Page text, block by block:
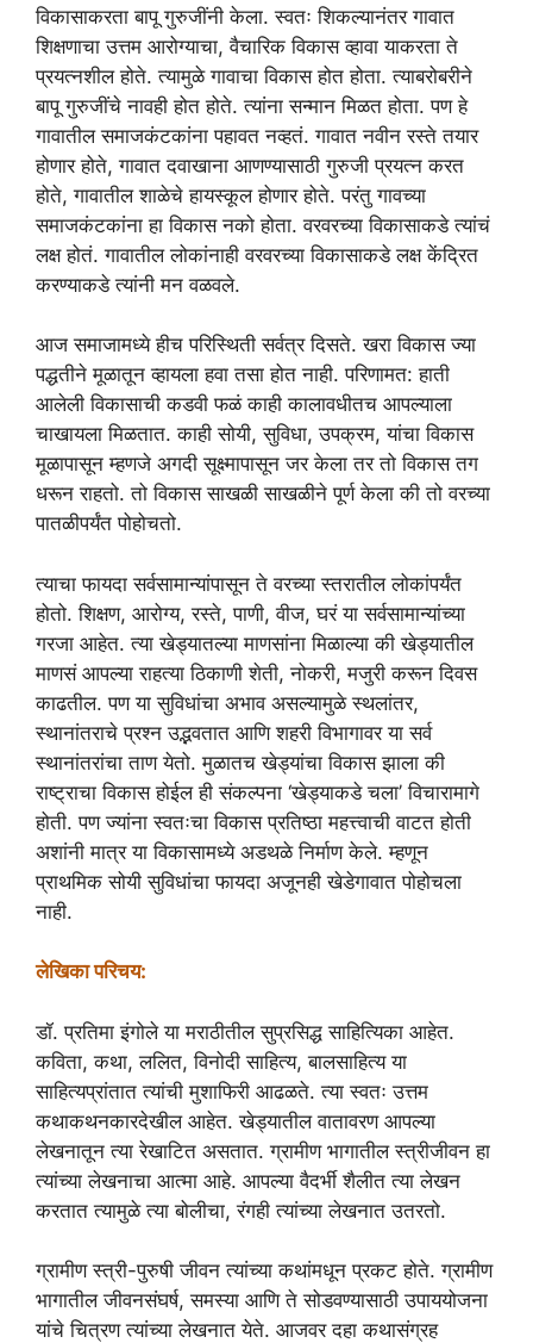
विकासाकरता बापू गुरुजींनी केला. स्वतः शिकल्यानंतर गावात
शिक्षणाचा उत्तम आरोग्याचा, वैचारिक विकास व्हावा याकरता ते
प्रयत्नशील होते. त्यामुळे गावाचा विकास होत होता. त्याबरोबरीने
बापू गुरुजींचे नावही होत होते. त्यांना सन्मान मिळत होता. पण हे
गावातील समाजकंटकांना पहावत नव्हतं. गावात नवीन रस्ते तयार
होणार होते, गावात दवाखाना आणण्यासाठी गुरुजी प्रयत्न करत
होते, गावातील शाळेचे हायस्कूल होणार होते. परंतु गावच्या
समाजकंटकांना हा विकास नको होता. वरवरच्या विकासाकडे त्यांचं
लक्ष होतं. गावातील लोकांनाही वरवरच्या विकासाकडे लक्ष केंद्रित
करण्याकडे त्यांनी मन वळवले.
आज समाजामध्ये हीच परिस्थिती सर्वत्र दिसते. खरा विकास ज्या
पद्धतीने मूळातून व्हायला हवा तसा होत नाही. परिणामत: हाती
आलेली विकासाची कडवी फळं काही कालावधीतच आपल्याला
चाखायला मिळतात. काही सोयी, सुविधा, उपक्रम, यांचा विकास
मूळापासून म्हणजे अगदी सूक्ष्मापासून जर केला तर तो विकास तग
धरून राहतो. तो विकास साखळी साखळीने पूर्ण केला की तो वरच्या
पातळीपर्यंत पोहोचतो.
त्याचा फायदा सर्वसामान्यांपासून ते वरच्या स्तरातील लोकांपर्यंत
होतो. शिक्षण, आरोग्य, रस्ते, पाणी, वीज, घरं या सर्वसामान्यांच्या
गरजा आहेत. त्या खेड्यातल्या माणसांना मिळाल्या की खेड्यातील
माणसं आपल्या राहत्या ठिकाणी शेती, नोकरी, मजुरी करून दिवस
काढतील. पण या सुविधांचा अभाव असल्यामुळे स्थलांतर,
स्थानांतराचे प्रश्न उद्भवतात आणि शहरी विभागावर या सर्व
स्थानांतरांचा ताण येतो. मुळातच खेड्यांचा विकास झाला की
राष्ट्राचा विकास होईल ही संकल्पना ‘खेड्याकडे चला’ विचारामागे
होती. पण ज्यांना स्वतःचा विकास प्रतिष्ठा महत्त्वाची वाटत होती
अशांनी मात्र या विकासामध्ये अडथळे निर्माण केले. म्हणून
प्राथमिक सोयी सुविधांचा फायदा अजूनही खेडेगावात पोहोचला
नाही.
लेखिका परिचय:
डॉ. प्रतिमा इंगोले या मराठीतील सुप्रसिद्ध साहित्यिका आहेत.
कविता, कथा, ललित, विनोदी साहित्य, बालसाहित्य या
साहित्यप्रांतात त्यांची मुशाफिरी आढळते. त्या स्वतः उत्तम
कथाकथनकारदेखील आहेत. खेड्यातील वातावरण आपल्या
लेखनातून त्या रेखाटित असतात. ग्रामीण भागातील स्त्रीजीवन हा
त्यांच्या लेखनाचा आत्मा आहे. आपल्या वैदर्भी शैलीत त्या लेखन
करतात त्यामुळे त्या बोलीचा, रंगही त्यांच्या लेखनात उतरतो.
ग्रामीण स्त्री-पुरुषी जीवन त्यांच्या कथांमधून प्रकट होते. ग्रामीण
भागातील जीवनसंघर्ष, समस्या आणि ते सोडवण्यासाठी उपाययोजना
यांचे चित्रण त्यांच्या लेखनात येते. आजवर दहा कथासंग्रह